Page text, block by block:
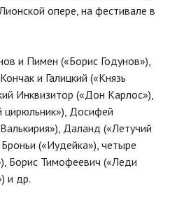
опере, на фестивале в
и Пимен («Борис Годунов»),
и Галицкий («Князь
Инквизитор («Дон Карлос»),
цирюльник»), Досифей
Даланд («Летучий
(«Иудейка»), четыре
Борис Тимофеевич («Леди
и др.